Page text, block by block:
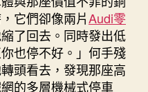
它們卻像兩片Audi零
了回去。同時發出低
也停不好。」何手殘
頭看去，發現那座高
的多層機械式停車